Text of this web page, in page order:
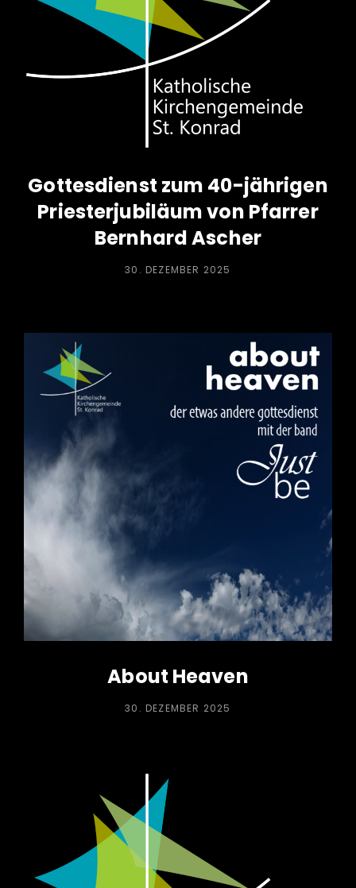
Gottesdienst zum 40-jährigen
Priesterjubiläum von Pfarrer
Bernhard Ascher
POSTED
30. DEZEMBER 2025
About Heaven
POSTED
30. DEZEMBER 2025